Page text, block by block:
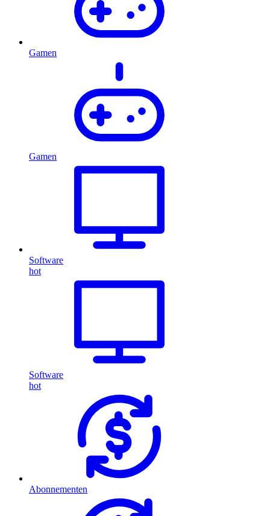
Gamen
Gamen
Software
hot
Software
hot
Abonnementen